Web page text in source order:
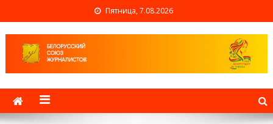
Пятница, 7.08.2026
Белорусский союз
журналистов